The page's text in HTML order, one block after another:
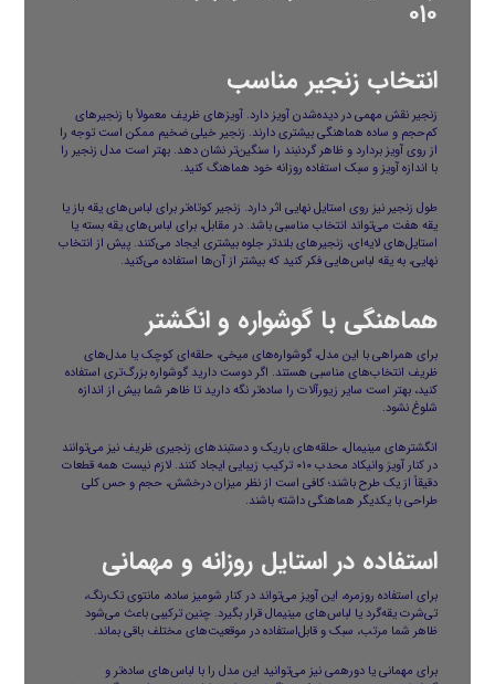
۰۱۰
انتخاب زنجیر مناسب
زنجیر نقش مهمی در دیده‌شدن آویز دارد. آویزهای ظریف معمولاً با زنجیرهای
کم‌حجم و ساده هماهنگی بیشتری دارند. زنجیر خیلی ضخیم ممکن است توجه را
از روی آویز بردارد و ظاهر گردنبند را سنگین‌تر نشان دهد. بهتر است مدل زنجیر را
با اندازه آویز و سبک استفاده روزانه خود هماهنگ کنید.
طول زنجیر نیز روی استایل نهایی اثر دارد. زنجیر کوتاه‌تر برای لباس‌های یقه باز یا
یقه هفت می‌تواند انتخاب مناسبی باشد. در مقابل، برای لباس‌های یقه بسته یا
استایل‌های لایه‌ای، زنجیرهای بلندتر جلوه بیشتری ایجاد می‌کنند. پیش از انتخاب
نهایی، به یقه لباس‌هایی فکر کنید که بیشتر از آن‌ها استفاده می‌کنید.
هماهنگی با گوشواره و انگشتر
برای همراهی با این مدل، گوشواره‌های میخی، حلقه‌ای کوچک یا مدل‌های
ظریف انتخاب‌های مناسبی هستند. اگر دوست دارید گوشواره بزرگ‌تری استفاده
کنید، بهتر است سایر زیورآلات را ساده‌تر نگه دارید تا ظاهر شما بیش از اندازه
شلوغ نشود.
انگشترهای مینیمال، حلقه‌های باریک و دستبندهای زنجیری ظریف نیز می‌توانند
در کنار آویز وانیکاد محدب ۰۱۰ ترکیب زیبایی ایجاد کنند. لازم نیست همه قطعات
دقیقاً از یک طرح باشند؛ کافی است از نظر میزان درخشش، حجم و حس کلی
طراحی با یکدیگر هماهنگی داشته باشند.
استفاده در استایل روزانه و مهمانی
برای استفاده روزمره، این آویز می‌تواند در کنار شومیز ساده، مانتوی تک‌رنگ،
تی‌شرت یقه‌گرد یا لباس‌های مینیمال قرار بگیرد. چنین ترکیبی باعث می‌شود
ظاهر شما مرتب، سبک و قابل‌استفاده در موقعیت‌های مختلف باقی بماند.
برای مهمانی یا دورهمی نیز می‌توانید این مدل را با لباس‌های ساده‌تر و